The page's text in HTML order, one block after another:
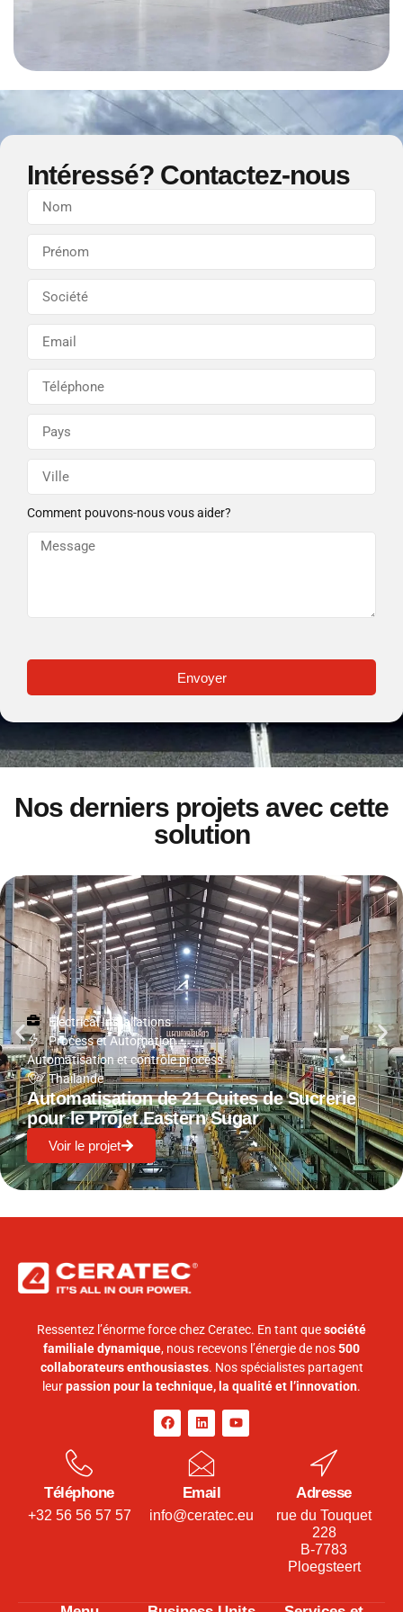
Intéressé? Contactez-nous
Comment pouvons-nous vous aider?
Envoyer
Nos derniers projets avec cette
solution
Electrical Installations
Process et Automation •
Automatisation et contrôle process
Thaïlande
Automatisation de 21 Cuites de Sucrerie
pour le Projet Eastern Sugar
Voir le projet
Ressentez l’énorme force chez Ceratec. En tant quesociété
familiale dynamique, nous recevons l’énergie de nos500
collaborateurs enthousiastes. Nos spécialistes partagent
leurpassion pour la technique, la qualité et l’innovation.
Téléphone
+32 56 56 57 57
Email
info@ceratec.eu
Adresse
rue du Touquet
228
B-7783
Ploegsteert